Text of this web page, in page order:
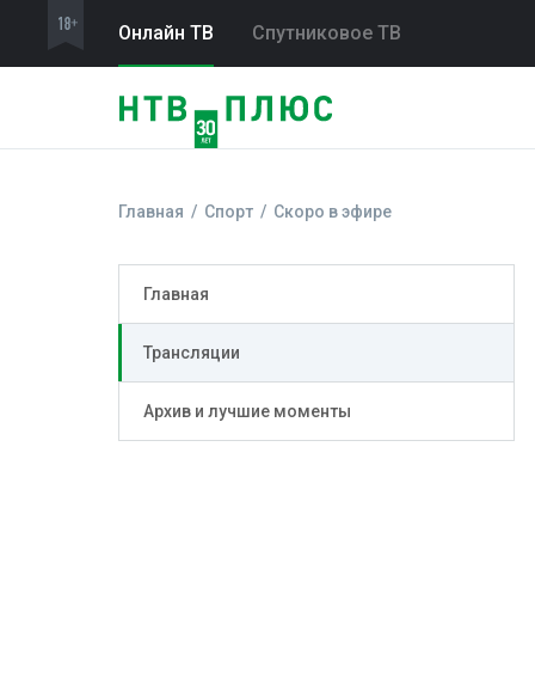
Онлайн ТВ Спутниковое ТВ
Главная Спорт Скоро в эфире
Главная
Трансляции
Архив и лучшие моменты